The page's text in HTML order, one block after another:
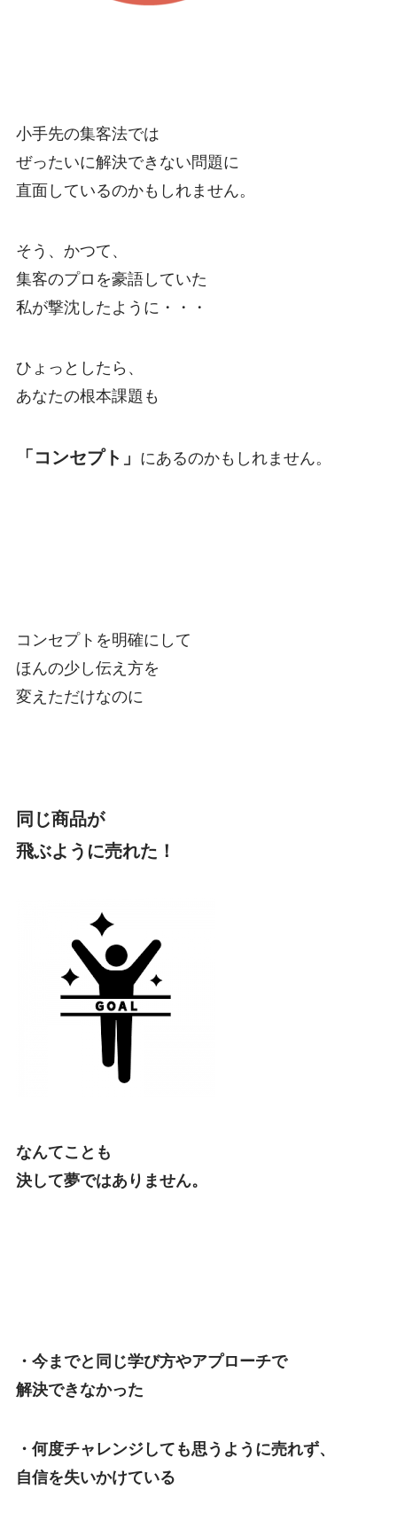
小手先の集客法では
ぜったいに解決できない問題に
直面しているのかもしれません。
そう、かつて、
集客のプロを豪語していた
私が撃沈したように・・・
ひょっとしたら、
あなたの根本課題も
「コンセプト」 にあるのかもしれません。
コンセプトを明確にして
ほんの少し伝え方を
変えただけなのに
同じ商品が
飛ぶように売れた！
なんてことも
決して夢ではありません。
・今までと同じ学び方やアプローチで
解決できなかった
・何度チャレンジしても思うように売れず、
自信を失いかけている